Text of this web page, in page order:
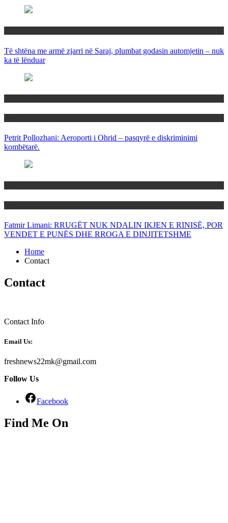
Të shtëna me armë zjarri në Saraj, plumbat godasin automjetin – nuk
ka të lënduar
Petrit Pollozhani: Aeroporti i Ohrid – pasqyrë e diskriminimi
kombëtarë.
Fatmir Limani: RRUGËT NUK NDALIN IKJEN E RINISË, POR
VENDET E PUNËS DHE RROGA E DINJITETSHME
Home
Contact
Contact
Contact Info
Email Us:
freshnews22mk@gmail.com
Follow Us
Facebook
Find Me On